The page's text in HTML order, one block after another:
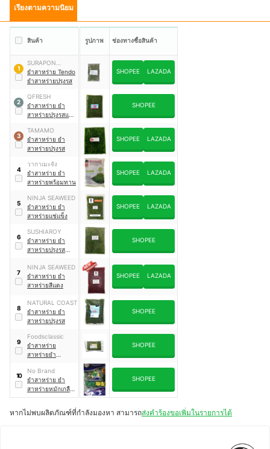
เรียงตามความนิยม
สินค้า รูปภาพ ช่องทางซื้อสินค้า
1
SURAPON
FOODS
ยำสาหร่าย Tendo
ยำสาหร่ายปรุงรส
SHOPEE LAZADA
2
QFRESH
ยำสาหร่าย ยำ
สาหร่ายปรุงรสแช่
SHOPEE
3
TAMAMO
ยำสาหร่าย ยำ
สาหร่ายปรุงรส
SHOPEE LAZADA
4
วากาเมะจัง
ยำสาหร่าย ยำ
สาหร่ายพร้อมทาน
SHOPEE LAZADA
5
NINJA SEAWEED
ยำสาหร่าย ยำ
สาหร่ายแช่แข็ง
SHOPEE LAZADA
6
SUSHIAROY
ยำสาหร่าย ยำ
สาหร่ายปรุงรส
ตำรับญี่ปุ่น
SHOPEE
7
NINJA SEAWEED
ยำสาหร่าย ยำ
สาหร่ายสีแดง
SHOPEE LAZADA
8
NATURAL COAST
ยำสาหร่าย ยำ
สาหร่ายปรุงรส
SHOPEE
9
Foodsclassic
ยำสาหร่าย
สาหร่ายยำ
สาหร่ายญี่ปุ่น
SHOPEE
10
No Brand
ยำสาหร่าย ยำ
สาหร่ายหมักเกลือ
สูตรกาหลี
SHOPEE
หากไม่พบผลิตภัณฑ์ที่กำลังมองหา สามารถส่งคำร้องขอเพิ่มในรายการได้